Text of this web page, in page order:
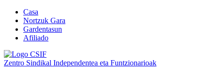
Casa
Nortzuk Gara
Gardentasun
Afiliado
Zentro Sindikal Independentea eta Funtzionarioak